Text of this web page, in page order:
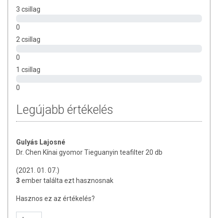
3 csillag
0
2 csillag
0
1 csillag
0
Legújabb értékelés
Gulyás Lajosné
Dr. Chen Kínai gyomor Tieguanyin teafilter 20 db
(2021. 01. 07.)
3 ember találta ezt hasznosnak
Hasznos ez az értékelés?